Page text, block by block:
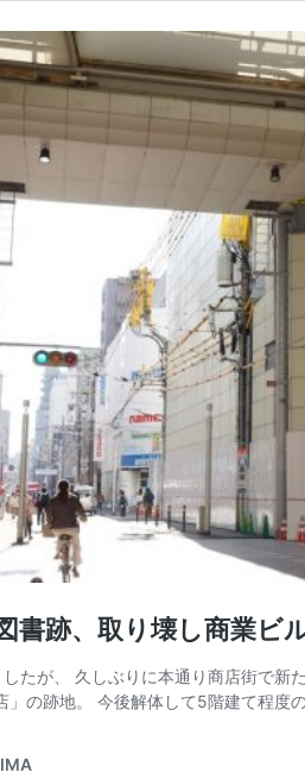
書跡、取り壊し商業ビ
たが、 久しぶりに本通り商店街で
」の跡地。 今後解体して5階建て程